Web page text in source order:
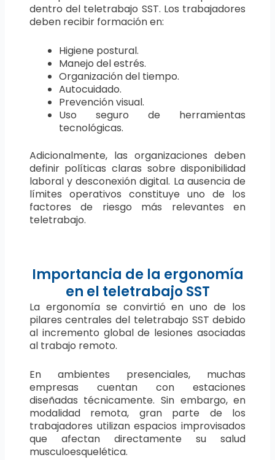
dentro del teletrabajo SST. Los trabajadores
deben recibir formación en:
Higiene postural.
Manejo del estrés.
Organización del tiempo.
Autocuidado.
Prevención visual.
Uso seguro de herramientas
tecnológicas.
Adicionalmente, las organizaciones deben
definir políticas claras sobre disponibilidad
laboral y desconexión digital. La ausencia de
límites operativos constituye uno de los
factores de riesgo más relevantes en
teletrabajo.
Importancia de la ergonomía
en el teletrabajo SST
La ergonomía se convirtió en uno de los
pilares centrales del teletrabajo SST debido
al incremento global de lesiones asociadas
al trabajo remoto.
En ambientes presenciales, muchas
empresas cuentan con estaciones
diseñadas técnicamente. Sin embargo, en
modalidad remota, gran parte de los
trabajadores utilizan espacios improvisados
que afectan directamente su salud
musculoesquelética.